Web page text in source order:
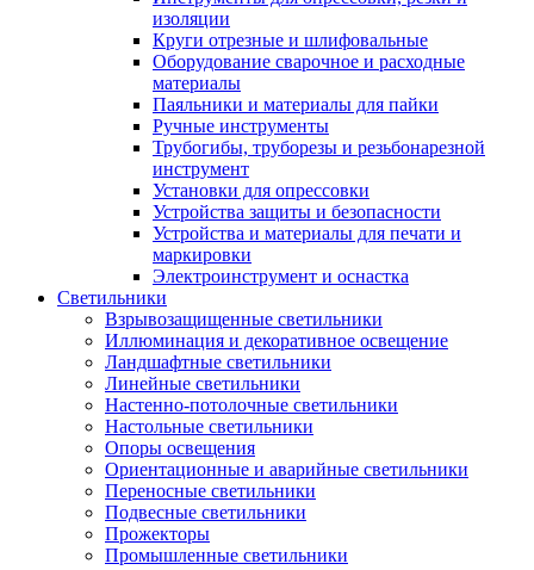
изоляции
Круги отрезные и шлифовальные
Оборудование сварочное и расходные
материалы
Паяльники и материалы для пайки
Ручные инструменты
Трубогибы, труборезы и резьбонарезной
инструмент
Установки для опрессовки
Устройства защиты и безопасности
Устройства и материалы для печати и
маркировки
Электроинструмент и оснастка
Светильники
Взрывозащищенные светильники
Иллюминация и декоративное освещение
Ландшафтные светильники
Линейные светильники
Настенно-потолочные светильники
Настольные светильники
Опоры освещения
Ориентационные и аварийные светильники
Переносные светильники
Подвесные светильники
Прожекторы
Промышленные светильники